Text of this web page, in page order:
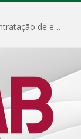
DISPENSA DE LICITAÇÃO Nº 003/2026 ( Contratação de empresa para fornecimento de gêneros alimentícios não perecíveis, materiais de expediente, descartáveis, copa e cozinha, para análise e posterior publicação.)